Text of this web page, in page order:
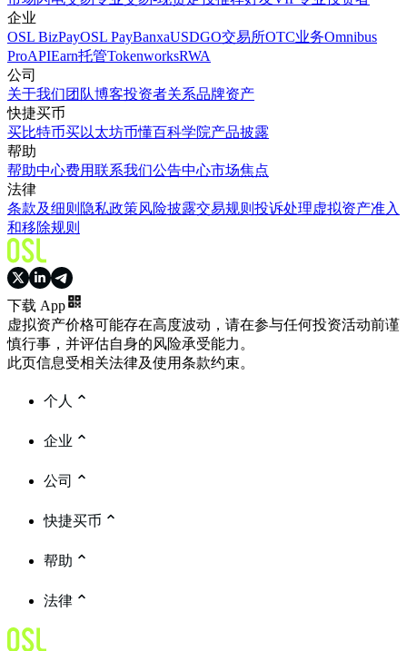
企业
OSL BizPayOSL PayBanxaUSDGO交易所OTC业务Omnibus
ProAPIEarn托管TokenworksRWA
公司
关于我们团队博客投资者关系品牌资产
快捷买币
买比特币买以太坊币懂百科学院产品披露
帮助
帮助中心费用联系我们公告中心市场焦点
法律
条款及细则 隐私政策风险披露交易规则 投诉处理虚拟资产准入
和移除规则
下载 App
虚拟资产价格可能存在高度波动，请在参与任何投资活动前谨
慎行事，并评估自身的风险承受能力。
此页信息受相关法律及使用条款约束。
个人
企业
公司
快捷买币
帮助
法律